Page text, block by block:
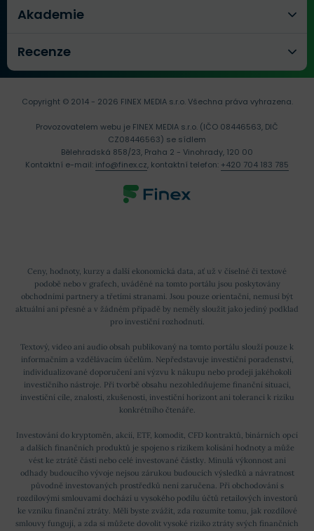
Akademie
Recenze
Ceny, hodnoty, kurzy a další ekonomická data, ať už v číselné či textové
podobě nebo v grafech, uváděné na tomto portálu jsou poskytovány
obchodními partnery a třetími stranami. Jsou pouze orientační, nemusí být
aktuální ani přesné a v žádném případě by neměly sloužit jako jediný podklad
pro investiční rozhodnutí.
Textový, video ani audio obsah publikovaný na tomto portálu slouží pouze k
informačním a vzdělávacím účelům. Nepředstavuje investiční poradenství,
individualizované doporučení ani výzvu k nákupu nebo prodeji jakéhokoli
investičního nástroje. Při tvorbě obsahu nezohledňujeme finanční situaci,
investiční cíle, znalosti, zkušenosti, investiční horizont ani toleranci k riziku
konkrétního čtenáře.
Investování do kryptoměn, akcií, ETF, komodit, CFD kontraktů, binárních opcí
a dalších finančních produktů je spojeno s rizikem kolísání hodnoty a může
vést ke ztrátě části nebo celé investované částky. Minulá výkonnost ani
odhady budoucího vývoje nejsou zárukou budoucích výsledků a návratnost
původně investovaných prostředků není zaručena. Při obchodování s
rozdílovými smlouvami dochází u vysokého podílu účtů retailových investorů
ke vzniku finanční ztráty. Měli byste zvážit, zda rozumíte tomu, jak rozdílové
smlouvy fungují, a zda si můžete dovolit vysoké riziko ztráty svých finančních
Copyright © 2014 - 2026 FINEX MEDIA s.r.o.Všechna práva vyhrazena.
Provozovatelem webu je FINEX MEDIA s.r.o. (IČO 08446563, DIČ
CZ08446563) se sídlem
Bělehradská 858/23, Praha 2 - Vinohrady, 120 00
Kontaktní e-mail: info@finex.cz, kontaktní telefon: +420 704 183 785